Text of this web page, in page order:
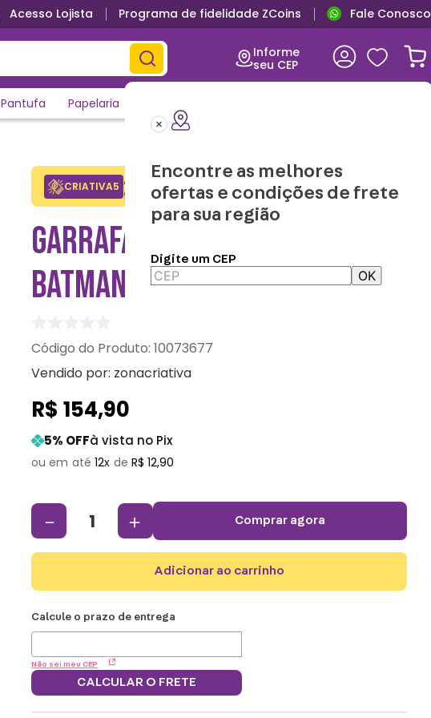
Acesso Lojista Programa de fidelidade ZCoins Fale Conosco
Informe
seu CEP
Encontre as melhores
ofertas e condições de frete
para sua região
Digite um CEP
OK
Pantufa Papelaria
CRIATIVA5 Adicione o cupom no carrinho e
ganhe desconto na 1a compra.
Copiar
GARRAFA TÉRMICA FUNNY
BATMAN – DC COMICS
:10073677
Vendido por: zonacriativa
R$ 154,90
5% OFFà vista no Pix
12 R$ 12,90
＋
－ comprar agora
adicionar ao carrinho
Não sei meu CEP
CALCULAR O FRETE